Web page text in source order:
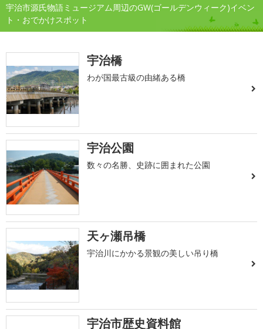
宇治市源氏物語ミュージアム周辺のGW(ゴールデンウィーク)イベン
ト・おでかけスポット
宇治橋
わが国最古級の由緒ある橋
宇治公園
数々の名勝、史跡に囲まれた公園
天ヶ瀬吊橋
宇治川にかかる景観の美しい吊り橋
宇治市歴史資料館